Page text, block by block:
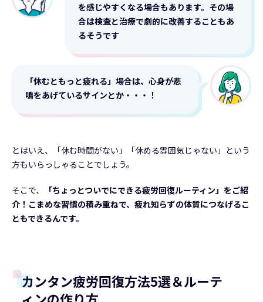
を感じやすくなる場合もあります。その場
合は検査と治療で劇的に改善することもあ
るそうです
「休むともっと疲れる」場合は、心身が悲
鳴をあげているサインとか・・・！
とはいえ、「休む時間がない」「休める雰囲気じゃない」という
方もいらっしゃることでしょう。
そこで、
「ちょっとついでにできる疲労回復ルーティン」をご紹
介！こまめな習慣の積み重ねで、疲れ知らずの体質につなげるこ
ともできるんです。
カンタン疲労回復方法5選＆ルーテ